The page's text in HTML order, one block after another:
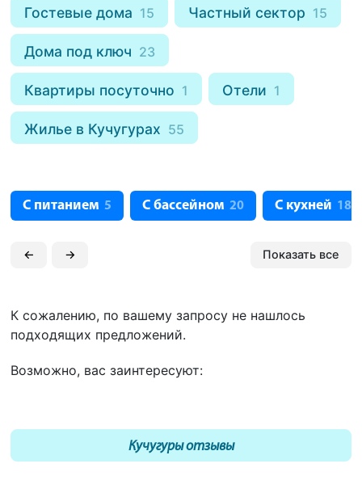
Гостевые дома 15 Частный сектор 15
Дома под ключ 23
Квартиры посуточно 1 Отели 1
Жилье в Кучугурах 55
С питанием 5 С бассейном 20 С кухней 18
← → Показать все
К сожалению, по вашему запросу не нашлось
подходящих предложений.
Возможно, вас заинтересуют:
Кучугуры отзывы